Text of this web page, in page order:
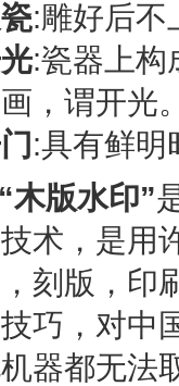
:雕好后不
:瓷器上构
，谓开光
:具有鲜明
“木版水印”
术，是用
刻版，印
巧，对中
器都无法